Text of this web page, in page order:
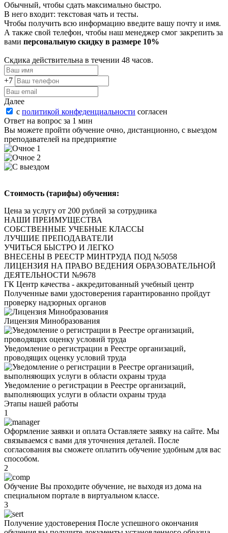
Обычный, чтобы сдать максимально быстро.
В него входит: текстовая чать и тесты.
Чтобы получить всю информацию введите вашу почту и имя.
А также свой телефон, чтобы наш менеджер смог закрепить за
вами персональную скидку в размере 10%
Скдика действительна в течении 48 часов.
+7
Далее
с политикой конфеденциальности согласен
Ответ на вопрос за 1 мин
Вы можете пройти oбучeние очно, дистанционно, с выездом
преподавателей на предприятие
Стоимость (тарифы) обучения:
Цена за услугу от 200 рублей за сотрудника
НАШИ ПРЕИМУЩЕСТВА
СОБСТВЕННЫЕ УЧЕБНЫЕ КЛАССЫ
ЛУЧШИЕ ПРЕПОДАВАТЕЛИ
УЧИТЬСЯ БЫСТРО И ЛЕГКО
ВНЕСЕНЫ В РЕЕСТР МИНТРУДА ПОД №5058
ЛИЦЕНЗИЯ НА ПРАВО ВЕДЕНИЯ ОБРАЗОВАТЕЛЬНОЙ
ДЕЯТЕЛЬНОСТИ №9678
ГК Центр качества - аккредитованный учебный центр
Полученные вами удостоверения гарантированно пройдут
проверку надзорных органов
Лицензия Минобразования
Уведомление о регистрации в Реестре организаций,
проводящих оценку условий труда
Уведомление о регистрации в Реестре организаций,
выполняющих услуги в области охраны труда
Этапы нашей работы
1
Оформление заявки и оплата Оставляете заявку на сайте. Мы
связываемся с вами для уточнения деталей. После
согласования вы сможете оплатить обучение удобным для вас
способом.
2
Oбучeние Вы проходите oбучeние, не выходя из дома на
специальном портале в виртуальном классе.
3
Получение удостоверения После успешного окончания